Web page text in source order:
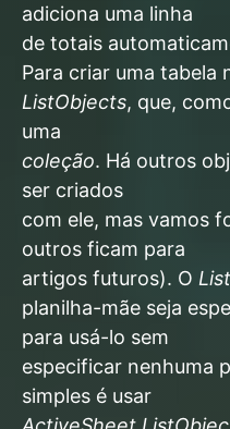
adiciona uma linha
de totais
Para criar uma tabela
ListObjects, que,
uma
coleção. Há outros
ser criados
com ele, mas vamos
outros ficam para
artigos futuros). O
planilha-mãe seja
para usá-lo sem
especificar nenhuma
simples é usar